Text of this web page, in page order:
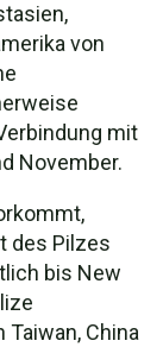
von
mit
November.
des Pilzes
bis New
China